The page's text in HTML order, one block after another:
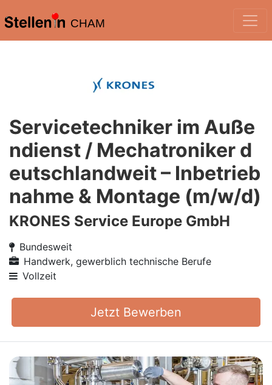
CHAM
Servicetechniker im Auße
ndienst / Mechatroniker d
eutschlandweit – Inbetrieb
nahme & Montage (m/w/d)
KRONES Service Europe GmbH
Bundesweit
Handwerk, gewerblich technische Berufe
Vollzeit
Jetzt Bewerben